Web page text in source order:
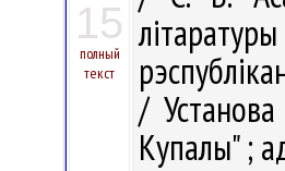
15
полный
текст
/ Установа
Купалы" ;